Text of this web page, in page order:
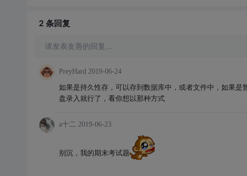
2 条回复
请发表友善的回复…
PreyHard 2019-06-24
如果是持久性存，可以存到数据库中，或者文件中，如果
盘录入就行了，看你想以那种方式
a十二 2019-06-23
别沉，我的期末考试题